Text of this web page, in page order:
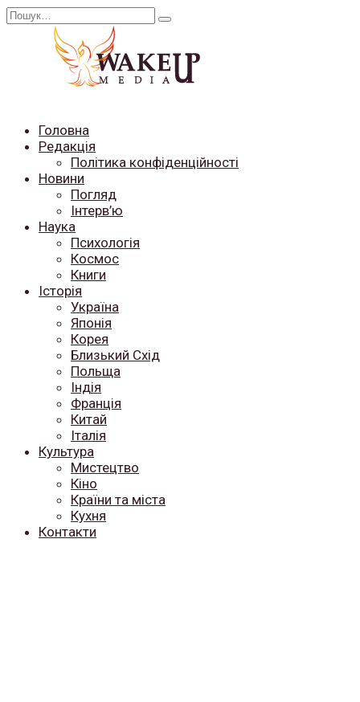
Перейти
Search
Головна
Редакція
Політика конфіденційності
Новини
Погляд
Інтерв’ю
Наука
Психологія
Космос
Книги
Історія
Україна
Японія
Корея
Близький Схід
Польща
Індія
Франція
Китай
Італія
Культура
Мистецтво
Кіно
Країни та міста
Кухня
Контакти